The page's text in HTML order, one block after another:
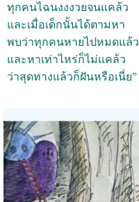
ทุกคนไฉนงงงวยจนแคล้ว
และเมื่อเด็กนั้นได้ตามหา
พบว่าทุกคนหายไปหมดแล้ว
และหาเท่าไหร่ก็ไม่แคล้ว
ว่าสุดทางแล้วก็ฝันหรือเนี่ย”